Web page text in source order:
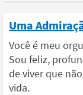
Uma
Você é meu
Sou feliz,
de viver que
vida.